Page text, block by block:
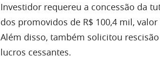
Investidor requereu a concessão da
dos promovidos de R$ 100,4 mil,
Além disso, também solicitou
lucros cessantes.